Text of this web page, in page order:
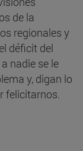
de la
regionales y
déficit del
nadie se le
y, digan lo
felicitarnos.